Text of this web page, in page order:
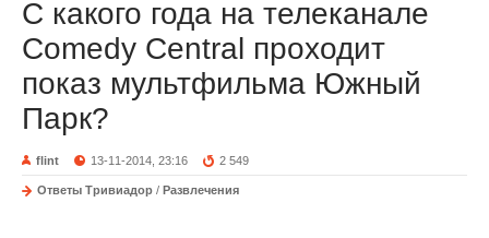
С какого года на телеканале
Comedy Central проходит
показ мультфильма Южный
Парк?
flint 13-11-2014, 23:16 2 549
Ответы Тривиадор / Развлечения